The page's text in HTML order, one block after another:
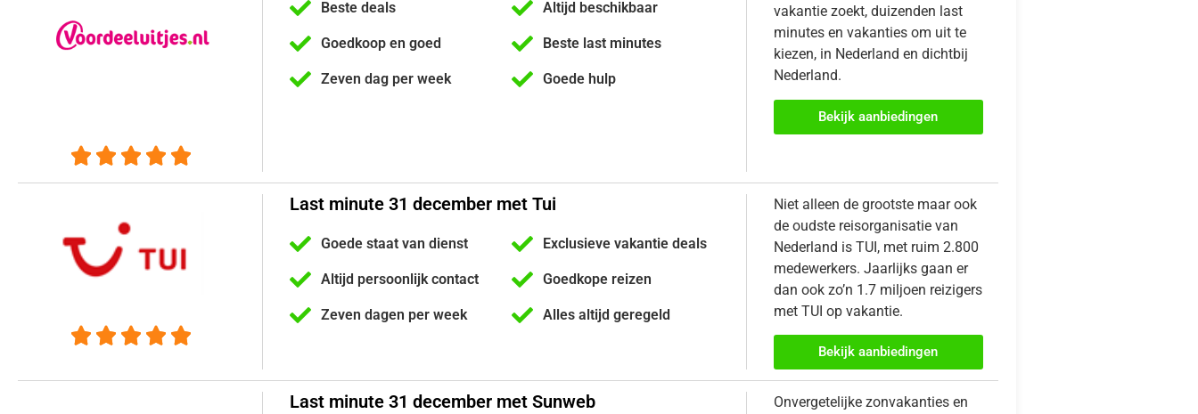
    
Beste deals
Goedkoop en goed
Zeven dag per week
Altijd beschikbaar
Beste last minutes
Goede hulp
vakantie zoekt, duizenden last
minutes en vakanties om uit te
kiezen, in Nederland en dichtbij
Nederland.
Bekijk aanbiedingen
    
Last minute 31 december met Tui
Goede staat van dienst
Altijd persoonlijk contact
Zeven dagen per week
Exclusieve vakantie deals
Goedkope reizen
Alles altijd geregeld
Niet alleen de grootste maar ook
de oudste reisorganisatie van
Nederland is TUI, met ruim 2.800
medewerkers. Jaarlijks gaan er
dan ook zo’n 1.7 miljoen reizigers
met TUI op vakantie.
Bekijk aanbiedingen
Last minute 31 december met Sunweb
Onvergetelijke zonvakanties en